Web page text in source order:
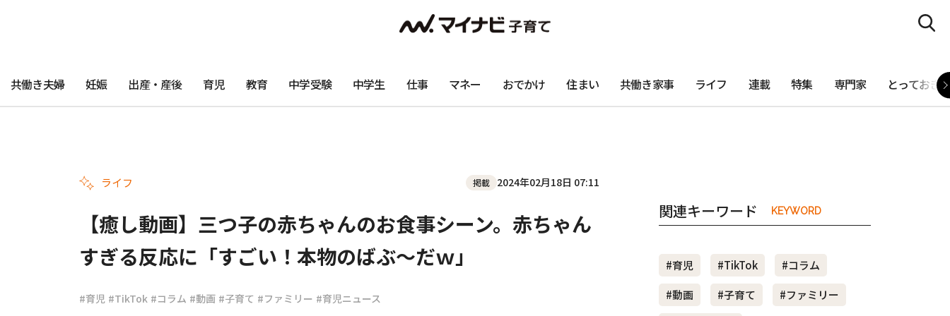
共働き夫婦 妊娠 出産・産後 育児 教育 中学受験 中学生 仕事 マネー おでかけ 住まい 共働き家事 ライフ 連載 特集 専門家 とっておき
ライフ 掲載 2024年02月18日 07:11
【癒し動画】三つ子の赤ちゃんのお食事シーン。赤ちゃん
すぎる反応に「すごい！本物のばぶ〜だｗ」
#育児 #TikTok #コラム #動画 #子育て #ファミリー #育児ニュース
関連キーワード KEYWORD
#育児 #TikTok
#コラム
#動画
#子育て
#ファミリー